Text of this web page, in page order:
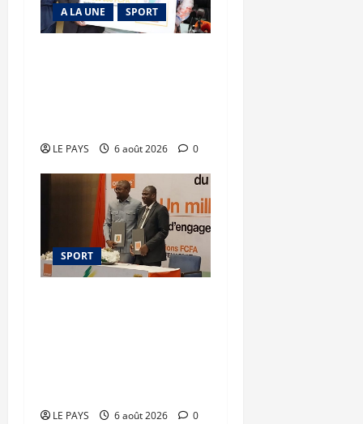
A LA UNE SPORT
LE PAYS 6 août 2026 0
SPORT
LE PAYS 6 août 2026 0